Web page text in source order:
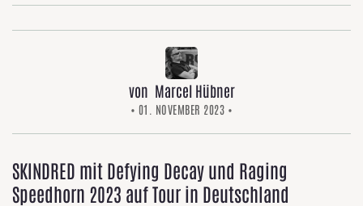
von Marcel Hübner
• 01. NOVEMBER 2023 •
SKINDRED mit Defying Decay und Raging
Speedhorn 2023 auf Tour in Deutschland